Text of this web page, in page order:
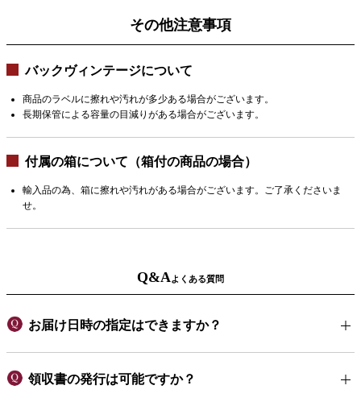
その他注意事項
バックヴィンテージについて
商品のラベルに擦れや汚れが多少ある場合がございます。
長期保管による容量の目減りがある場合がございます。
付属の箱について（箱付の商品の場合）
輸入品の為、箱に擦れや汚れがある場合がございます。ご了承くださいま
せ。
Q&Aよくある質問
お届け日時の指定はできますか？
領収書の発行は可能ですか？